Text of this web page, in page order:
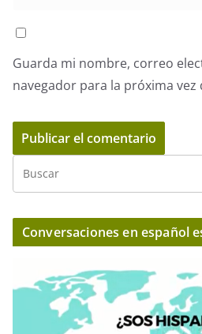
Guarda mi nombre, correo
navegador para la próxima vez
Conversaciones en español
e